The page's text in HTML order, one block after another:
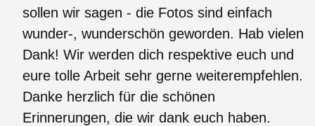
sollen wir sagen - die Fotos sind einfach
wunder-, wunderschön geworden. Hab vielen
Dank! Wir werden dich respektive euch und
eure tolle Arbeit sehr gerne weiterempfehlen.
Danke herzlich für die schönen
Erinnerungen, die wir dank euch haben.